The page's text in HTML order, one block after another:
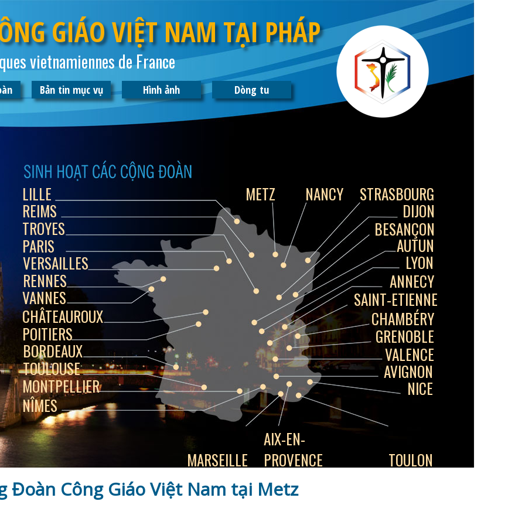
GIÁO VIỆT NAM TẠI PHÁP
vietnamiennes de France
Bản tin mục vụ Hình ảnh Dòng tu
LILLE METZ NANCY STRASBOURG
DIJON
BESANÇON
AUTUN
LYON
ANNECY
SAINT-ETIENNE
CHAMBÉRY
GRENOBLE
VALENCE
AVIGNON
NICE
TOULON
AIX-EN-
PROVENCE
MARSEILLE
REIMS
TROYES
PARIS
VERSAILLES
RENNES
VANNES
CHÂTEAUROUX
POITIERS
BORDEAUX
TOULOUSE
MONTPELLIER
NÎMES
Đoàn Công Giáo Việt Nam tại Metz